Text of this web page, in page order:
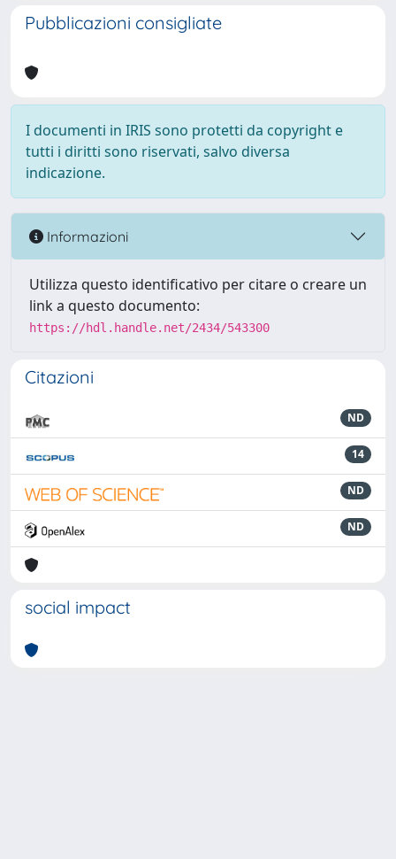
Pubblicazioni consigliate
I documenti in IRIS sono protetti da copyright e
tutti i diritti sono riservati, salvo diversa
indicazione.
Informazioni
Utilizza questo identificativo per citare o creare un
link a questo documento:
https://hdl.handle.net/2434/543300
Citazioni
ND
14
ND
ND
social impact